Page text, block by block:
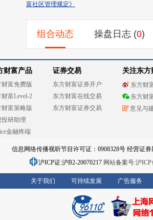
富社区管理规定》
组合动态 操盘日志 (0)